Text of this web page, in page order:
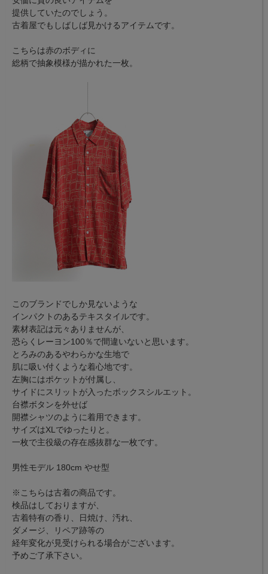
提供していたのでしょう。
古着屋でもしばしば見かけるアイテムです。
こちらは赤のボディに
総柄で抽象模様が描かれた一枚。
このブランドでしか見ないような
インパクトのあるテキスタイルです。
素材表記は元々ありませんが、
恐らくレーヨン100％で間違いないと思います。
とろみのあるやわらかな生地で
肌に吸い付くような着心地です。
左胸にはポケットが付属し、
サイドにスリットが入ったボックスシルエット。
台襟ボタンを外せば
開襟シャツのように着用できます。
サイズはXLでゆったりと。
一枚で主役級の存在感抜群な一枚です。
男性モデル 180cm やせ型
※こちらは古着の商品です。
検品はしておりますが、
古着特有の香り、日焼け、汚れ、
ダメージ、リペア跡等の
経年変化が見受けられる場合がございます。
予めご了承下さい。